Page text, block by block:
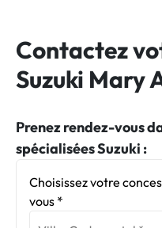
Contactez
Suzuki Mary
Prenez rendez-vous
spécialisées Suzuki :
Choisissez votre
vous *